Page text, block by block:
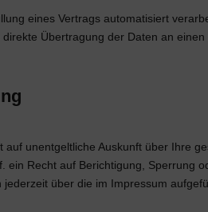
eines Vertrags automatisiert
Übertragung der Daten an
unentgeltliche Auskunft über Ihre
Recht auf Berichtigung, Sperrung
über die im Impressum